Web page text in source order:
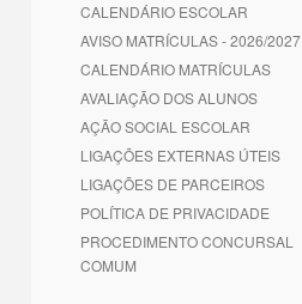
CALENDÁRIO ESCOLAR
AVISO MATRÍCULAS - 2026/2027
CALENDÁRIO MATRÍCULAS
AVALIAÇÃO DOS ALUNOS
AÇÃO SOCIAL ESCOLAR
LIGAÇÕES EXTERNAS ÚTEIS
LIGAÇÕES DE PARCEIROS
POLÍTICA DE PRIVACIDADE
PROCEDIMENTO CONCURSAL
COMUM